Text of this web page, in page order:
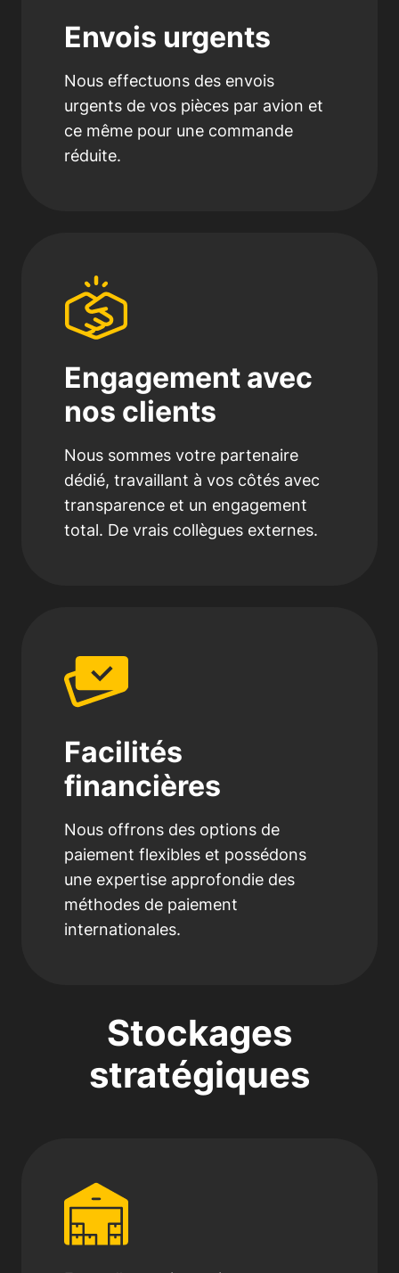
Envois urgents
Nous effectuons des envois
urgents de vos pièces par avion et
ce même pour une commande
réduite.
Engagement avec
nos clients
Nous sommes votre partenaire
dédié, travaillant à vos côtés avec
transparence et un engagement
total. De vrais collègues externes.
Facilités
financières
Nous offrons des options de
paiement flexibles et possédons
une expertise approfondie des
méthodes de paiement
internationales.
Stockages
stratégiques